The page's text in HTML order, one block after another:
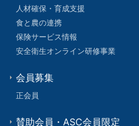
人材確保・育成支援
食と農の連携
保険サービス情報
安全衛生オンライン研修事業
会員募集
正会員
賛助会員・ASC会員限定